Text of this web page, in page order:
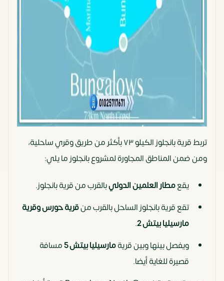
تربط قرية بانجلوز الكيلو ٧٣ بأكثر من طريق وقري ساحلية،
ومن ضمن المناطق المجاورة لمشروع بانجلوز ما يلي:
يقعمطار العلمين الدوليبالقرب من قرية بانجلوز.
تقع قرية بانجلوز الساحل بالقرب منقرية حورس وقرية
مارسيليا بيتش 2 .
ويفصل بينها وبين قريةمارسيليا بيتش 5 مسافة
قصيرة للغاية أيضا.